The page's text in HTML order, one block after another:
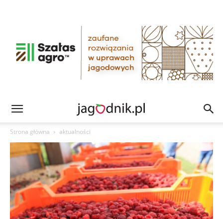
Strona główna aktualności